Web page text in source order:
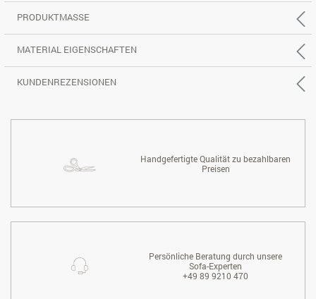
PRODUKTMASSE
MATERIAL EIGENSCHAFTEN
KUNDENREZENSIONEN
Handgefertigte Qualität zu bezahlbaren
Preisen
Persönliche Beratung durch unsere
Sofa-Experten
+49 89 9210 470